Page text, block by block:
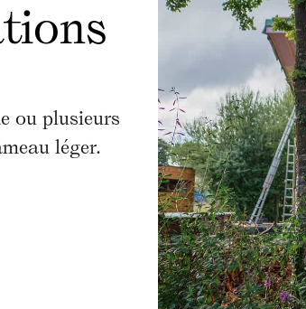
ou plusieurs
léger.